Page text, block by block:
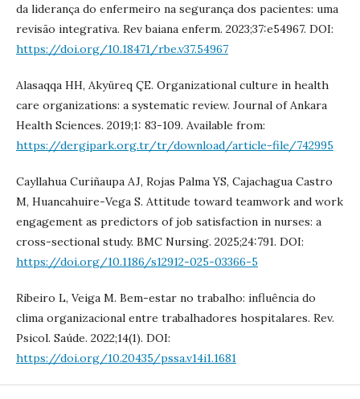
da liderança do enfermeiro na segurança dos pacientes: uma
revisão integrativa. Rev baiana enferm. 2023;37:e54967. DOI:
https://doi.org/10.18471/rbe.v37.54967
Alasaqqa HH, Akyüreq ÇE. Organizational culture in health
care organizations: a systematic review. Journal of Ankara
Health Sciences. 2019;1: 83-109. Available from:
https://dergipark.org.tr/tr/download/article-file/742995
Cayllahua Curiñaupa AJ, Rojas Palma YS, Cajachagua Castro
M, Huancahuire-Vega S. Attitude toward teamwork and work
engagement as predictors of job satisfaction in nurses: a
cross-sectional study. BMC Nursing. 2025;24:791. DOI:
https://doi.org/10.1186/s12912-025-03366-5
Ribeiro L, Veiga M. Bem-estar no trabalho: influência do
clima organizacional entre trabalhadores hospitalares. Rev.
Psicol. Saúde. 2022;14(1). DOI:
https://doi.org/10.20435/pssa.v14i1.1681